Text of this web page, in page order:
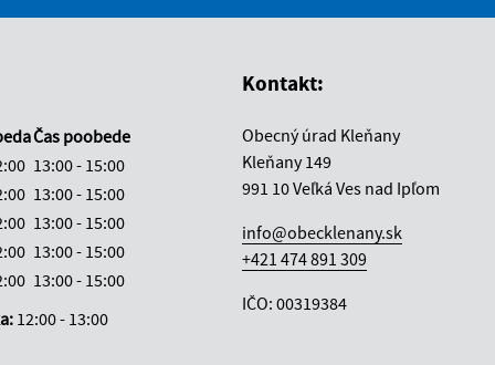
Čas poobede
13:00 - 15:00
13:00 - 15:00
13:00 - 15:00
13:00 - 15:00
13:00 - 15:00
12:00 - 13:00
Kontakt:
Obecný úrad Kleňany
Kleňany 149
991 10 Veľká Ves nad Ipľom
info@obecklenany.sk
+421 474 891 309
IČO: 00319384